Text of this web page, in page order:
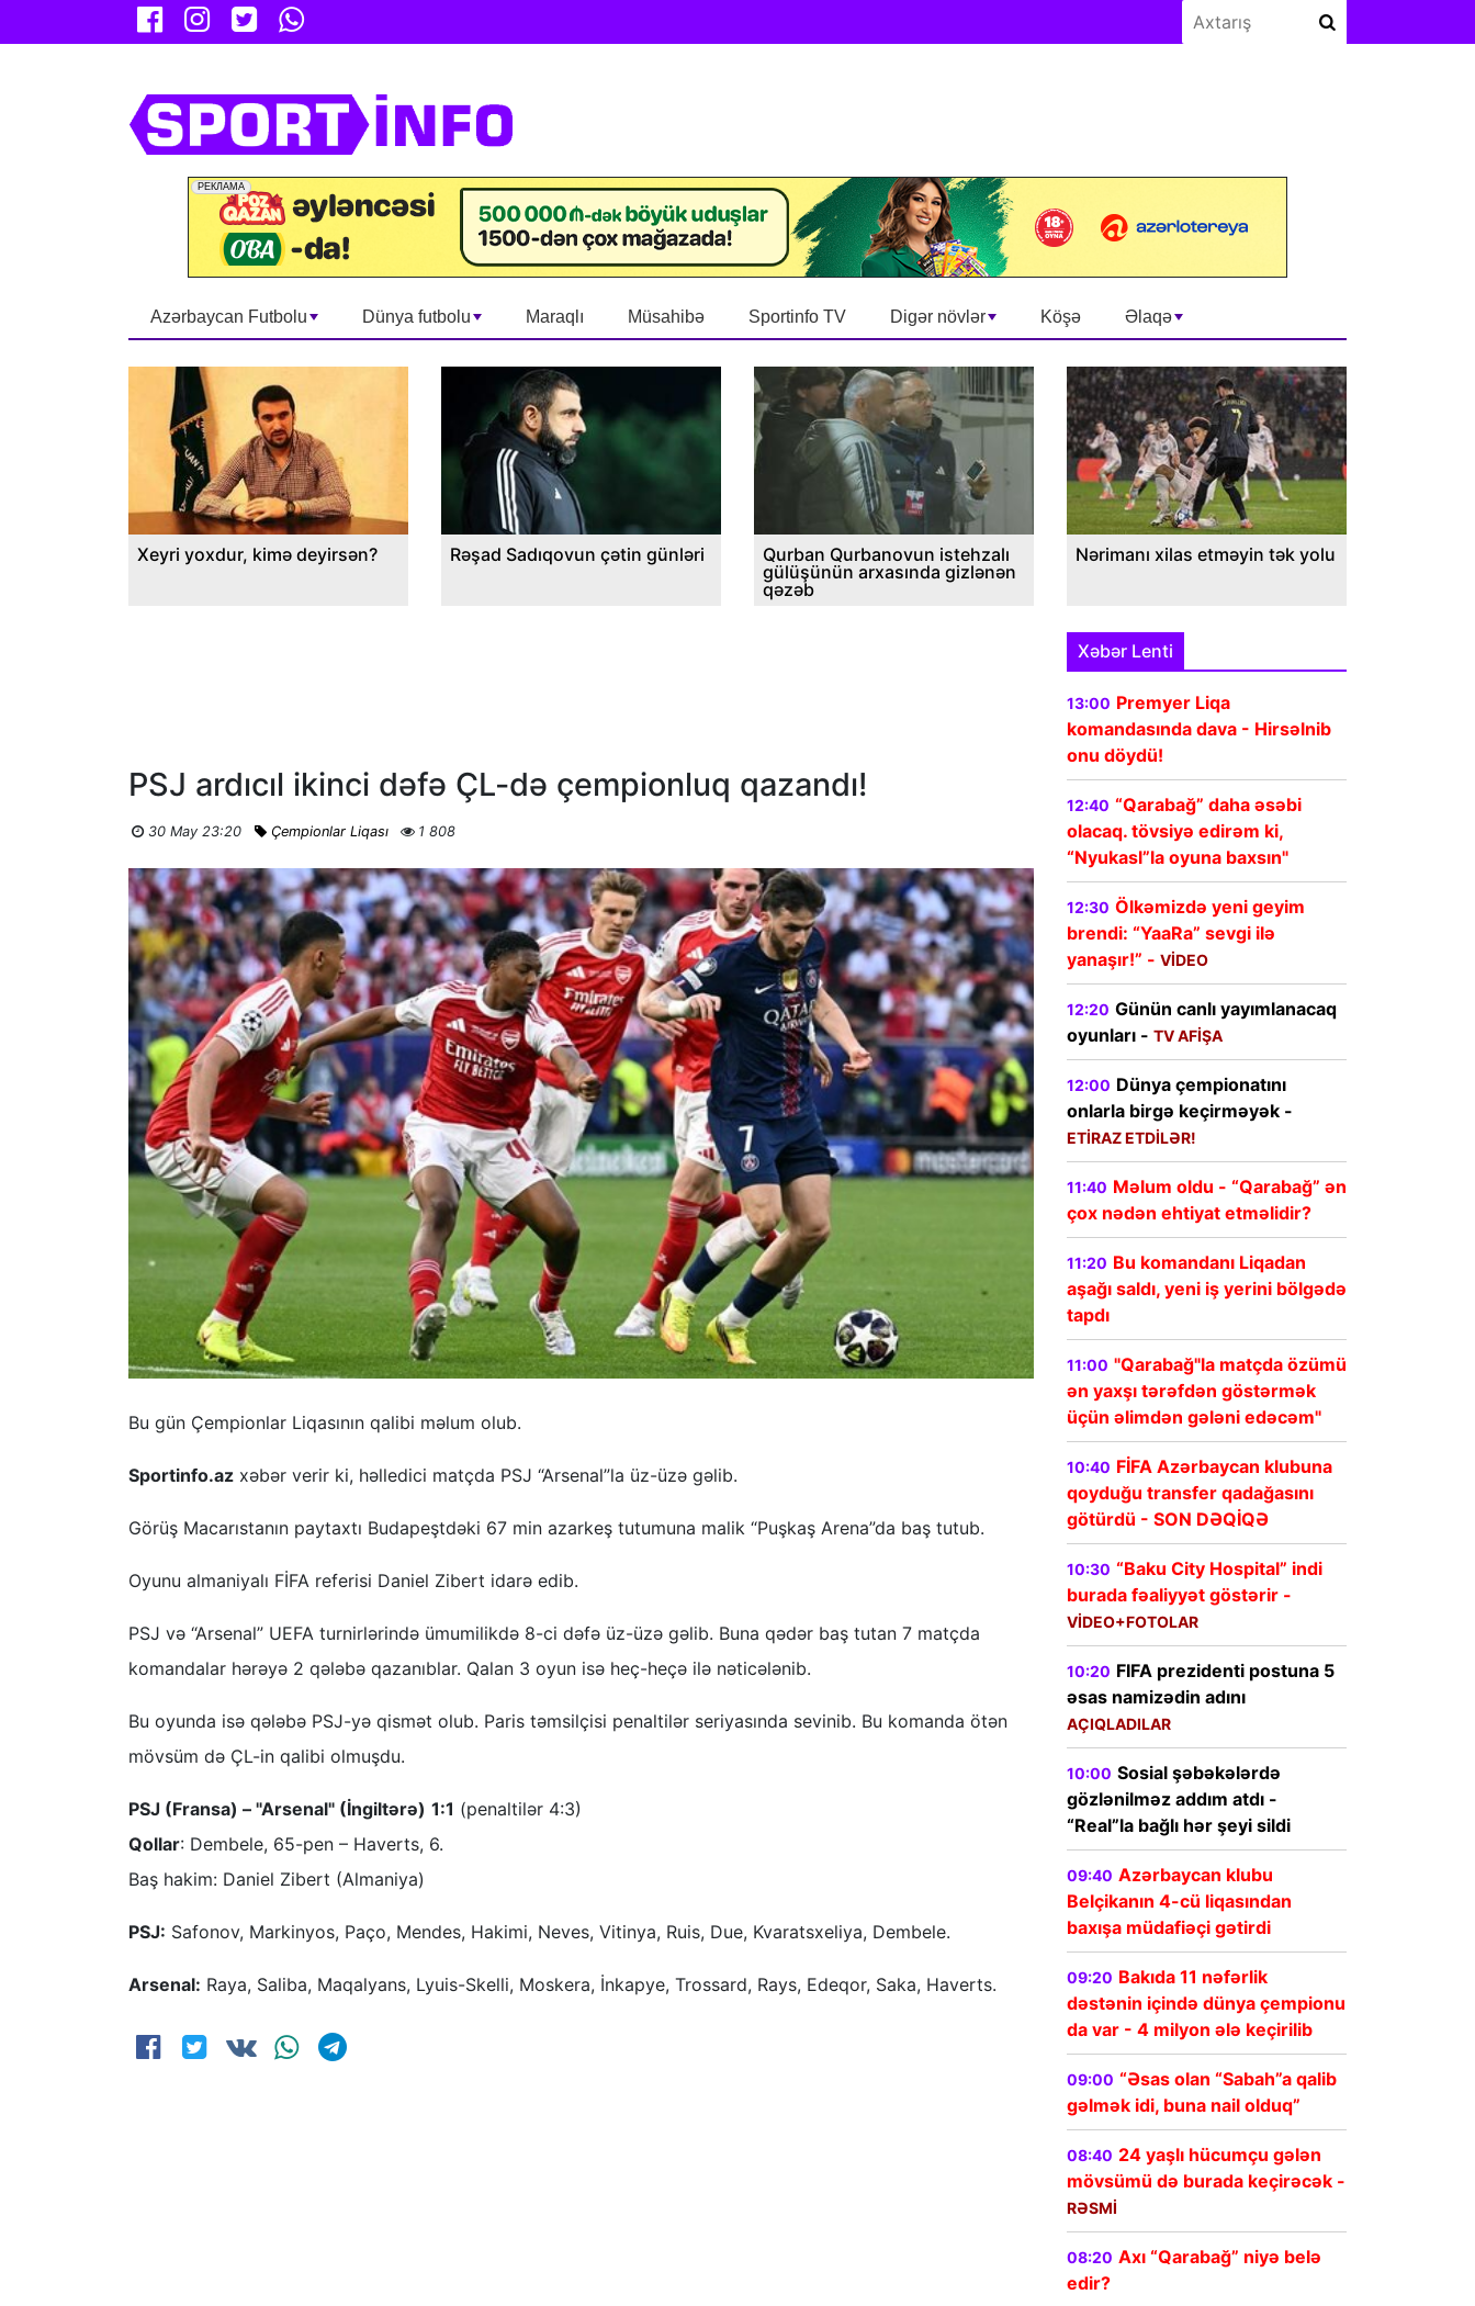
Azərbaycan Futbolu Dünya futbolu Maraqlı Müsahibə Sportinfo TV Digər növlər Köşə Əlaqə
Xeyri yoxdur, kimə deyirsən? Rəşad Sadıqovun çətin günləri
Qurban Qurbanovun istehzalı
gülüşünün arxasında gizlənən
qəzəb
Nərimanı xilas etməyin tək yolu
PSJ ardıcıl ikinci dəfə ÇL-də çempionluq qazandı!
30 May 23:20 Çempionlar Liqası 1 808
Bu gün Çempionlar Liqasının qalibi məlum olub.
Sportinfo.az xəbər verir ki, həlledici matçda PSJ “Arsenal”la üz-üzə gəlib.
Görüş Macarıstanın paytaxtı Budapeştdəki 67 min azarkeş tutumuna malik “Puşkaş Arena”da baş tutub.
Oyunu almaniyalı FİFA referisi Daniel Zibert idarə edib.
PSJ və “Arsenal” UEFA turnirlərində ümumilikdə 8-ci dəfə üz-üzə gəlib. Buna qədər baş tutan 7 matçda
komandalar hərəyə 2 qələbə qazanıblar. Qalan 3 oyun isə heç-heçə ilə nəticələnib.
Bu oyunda isə qələbə PSJ-yə qismət olub. Paris təmsilçisi penaltilər seriyasında sevinib. Bu komanda ötən
mövsüm də ÇL-in qalibi olmuşdu.
PSJ (Fransa) – "Arsenal" (İngiltərə) 1:1 (penaltilər 4:3)
Qollar: Dembele, 65-pen – Haverts, 6.
Baş hakim: Daniel Zibert (Almaniya)
PSJ: Safonov, Markinyos, Paço, Mendes, Hakimi, Neves, Vitinya, Ruis, Due, Kvaratsxeliya, Dembele.
Arsenal: Raya, Saliba, Maqalyans, Lyuis-Skelli, Moskera, İnkapye, Trossard, Rays, Edeqor, Saka, Haverts.
Xəbər Lenti
13:00 Premyer Liqa
komandasında dava - Hirsəlnib
onu döydü!
12:40 “Qarabağ” daha əsəbi
olacaq. tövsiyə edirəm ki,
“Nyukasl”la oyuna baxsın"
12:30 Ölkəmizdə yeni geyim
brendi: “YaaRa” sevgi ilə
yanaşır!” - VİDEO
12:20 Günün canlı yayımlanacaq
oyunları - TV AFİŞA
12:00 Dünya çempionatını
onlarla birgə keçirməyək -
ETİRAZ ETDİLƏR!
11:40 Məlum oldu - “Qarabağ” ən
çox nədən ehtiyat etməlidir?
11:20 Bu komandanı Liqadan
aşağı saldı, yeni iş yerini bölgədə
tapdı
11:00 "Qarabağ"la matçda özümü
ən yaxşı tərəfdən göstərmək
üçün əlimdən gələni edəcəm"
10:40 FİFA Azərbaycan klubuna
qoyduğu transfer qadağasını
götürdü - SON DƏQİQƏ
10:30 “Baku City Hospital” indi
burada fəaliyyət göstərir -
VİDEO+FOTOLAR
10:20 FIFA prezidenti postuna 5
əsas namizədin adını
AÇIQLADILAR
10:00 Sosial şəbəkələrdə
gözlənilməz addım atdı -
“Real”la bağlı hər şeyi sildi
09:40 Azərbaycan klubu
Belçikanın 4-cü liqasından
baxışa müdafiəçi gətirdi
09:20 Bakıda 11 nəfərlik
dəstənin içində dünya çempionu
da var - 4 milyon ələ keçirilib
09:00 “Əsas olan “Sabah”a qalib
gəlmək idi, buna nail olduq”
08:40 24 yaşlı hücumçu gələn
mövsümü də burada keçirəcək -
RƏSMİ
08:20 Axı “Qarabağ” niyə belə
edir?